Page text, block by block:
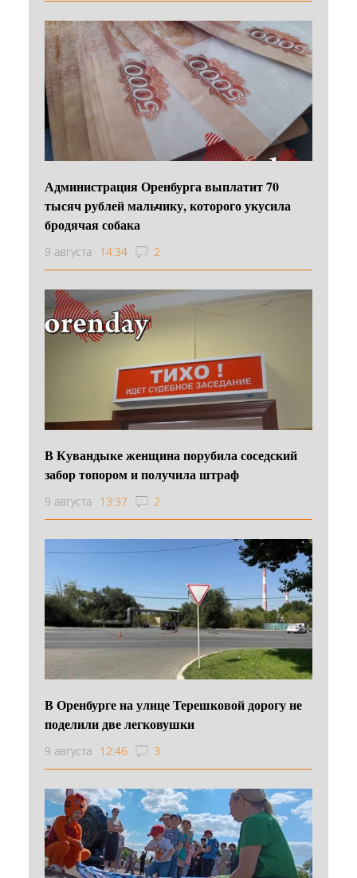
Администрация Оренбурга выплатит 70
тысяч рублей мальчику, которого укусила
бродячая собака
9 августа 14:34 2
В Кувандыке женщина порубила соседский
забор топором и получила штраф
9 августа 13:37 2
В Оренбурге на улице Терешковой дорогу не
поделили две легковушки
9 августа 12:46 3